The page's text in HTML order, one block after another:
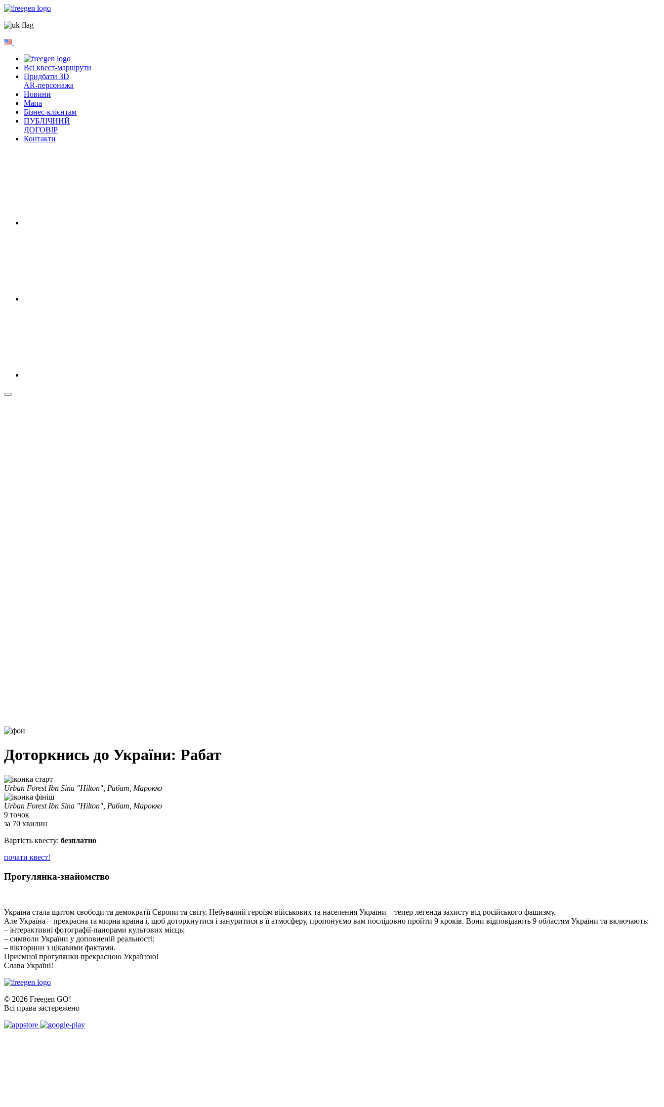
Всі квест-маршрути
Придбати 3D
AR-персонажа
Новини
Мапа
Бізнес-клієнтам
ПУБЛІЧНИЙ
ДОГОВІР
Контакти
Доторкнись до України: Рабат
старт
Urban Forest Ibn Sina "Hilton", Рабат, Марокко
фініш
Urban Forest Ibn Sina "Hilton", Рабат, Марокко
9 точок
за 70 хвилин
Вартість квесту: безплатно
почати квест!
Прогулянка-знайомство
Україна стала щитом свободи та демократії Європи та світу. Небувалий героїзм військових та населення України – тепер легенда захисту від російського фашизму.
Але Україна – прекрасна та мирна країна і, щоб доторкнутися і зануритися в її атмосферу, пропонуємо вам послідовно пройти 9 кроків. Вони відповідають 9 областям України та включають:
– інтерактивні фотографії-панорами культових місць;
– символи України у доповненій реальності;
– вікторини з цікавими фактами.
Приємної прогулянки прекрасною Україною!
Слава Україні!
© 2026 Freegen GO!
Всі права застережено